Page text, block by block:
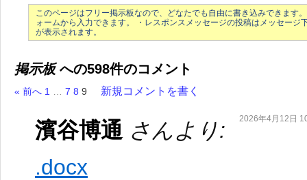
このページはフリー掲示板なので、どなたでも自由に書き込みできます
ォームから入力できます。 ・レスポンスメッセージの投稿はメッセージ
が表示されます。
掲示板への598件のコメント
« 前へ 1 7 8 9 新規コメントを書く
濱谷博通 さんより: 2026年4月12日
.docx